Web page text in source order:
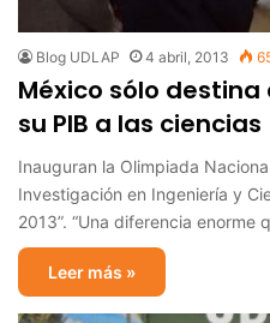
Blog UDLAP 4 abril, 2013
México sólo
su PIB a las ciencias
Inauguran la Olimpiada
Investigación en Ingeniería y
2013”. “Una diferencia enorme
Leer más »